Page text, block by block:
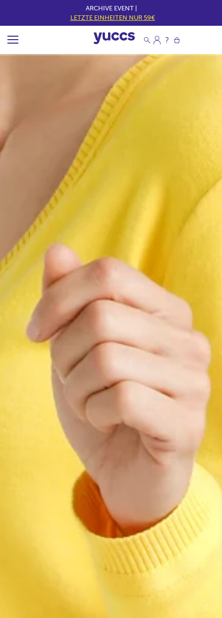
ARCHIVE EVENT |
LETZTE EINHEITEN NUR 59€